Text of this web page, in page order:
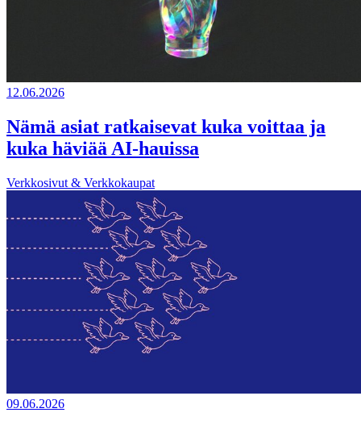
12.06.2026
Nämä asiat ratkaisevat kuka voittaa ja
kuka häviää AI-hauissa
Verkkosivut & Verkkokaupat
09.06.2026